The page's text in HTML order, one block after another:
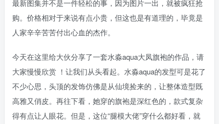
最新图集并不是一件轻松的事，因为图片一出，就被疯狂抢
购。价格相对于来说有点小贵，但这也是有道理的，毕竟是
人家辛辛苦苦付出心血的杰作。
今天在这里给大伙分享了一套水淼aqua大凤旗袍的作品，请
大家慢慢欣赏 ！让我们从头看起。水淼aqua的发型可是花了
不少心思，头顶的发饰仿佛是从仙境捡来的，让整体造型既
高雅又俏皮。再往下看，她穿的旗袍是深红色的，款式复杂
得有点让人眼花。但是，这位“腿模大佬”穿什么都好看，就